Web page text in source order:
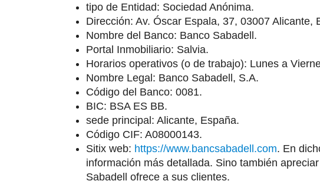
tipo de Entidad: Sociedad Anónima.
Dirección: Av. Óscar Espala, 37, 03007 Alicante,
Nombre del Banco: Banco Sabadell.
Portal Inmobiliario: Salvia.
Horarios operativos (o de trabajo): Lunes a
Nombre Legal: Banco Sabadell, S.A.
Código del Banco: 0081.
BIC: BSA ES BB.
sede principal: Alicante, España.
Código CIF: A08000143.
Sitix web: https://www.bancsabadell.com. En
información más detallada. Sino también
Sabadell ofrece a sus clientes.